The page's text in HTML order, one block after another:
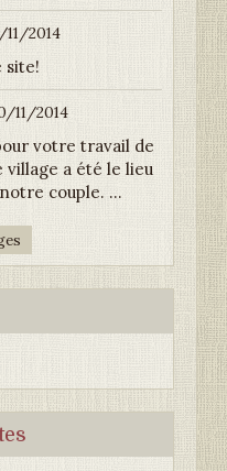
11/2014
site!
11/2014
votre travail de
village a été le lieu
couple. ...